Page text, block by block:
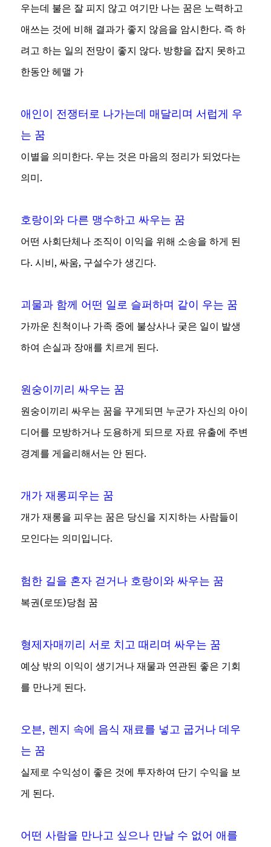
우는데 불은 잘 피지 않고 여기만 나는 꿈은 노력하고
애쓰는 것에 비해 결과가 좋지 않음을 암시한다. 즉 하
려고 하는 일의 전망이 좋지 않다. 방향을 잡지 못하고
한동안 헤맬 가
애인이 전쟁터로 나가는데 매달리며 서럽게 우
는 꿈
이별을 의미한다. 우는 것은 마음의 정리가 되었다는
의미.
호랑이와 다른 맹수하고 싸우는 꿈
어떤 사회단체나 조직이 이익을 위해 소송을 하게 된
다. 시비, 싸움, 구설수가 생긴다.
괴물과 함께 어떤 일로 슬퍼하며 같이 우는 꿈
가까운 친척이나 가족 중에 불상사나 궂은 일이 발생
하여 손실과 장애를 치르게 된다.
원숭이끼리 싸우는 꿈
원숭이끼리 싸우는 꿈을 꾸게되면 누군가 자신의 아이
디어를 모방하거나 도용하게 되므로 자료 유출에 주변
경계를 게을리해서는 안 된다.
개가 재롱피우는 꿈
개가 재롱을 피우는 꿈은 당신을 지지하는 사람들이
모인다는 의미입니다.
험한 길을 혼자 걷거나 호랑이와 싸우는 꿈
복권(로또)당첨 꿈
형제자매끼리 서로 치고 때리며 싸우는 꿈
예상 밖의 이익이 생기거나 재물과 연관된 좋은 기회
를 만나게 된다.
오븐, 렌지 속에 음식 재료를 넣고 굽거나 데우
는 꿈
실제로 수익성이 좋은 것에 투자하여 단기 수익을 보
게 된다.
어떤 사람을 만나고 싶으나 만날 수 없어 애를